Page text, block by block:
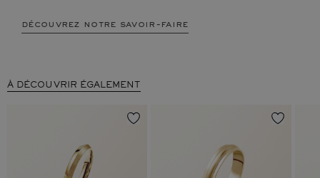
découvrez notre savoir-faire
À DÉCOUVRIR ÉGALEMENT